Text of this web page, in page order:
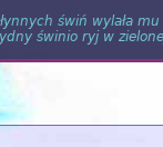
świń wylała
świnio ryj w